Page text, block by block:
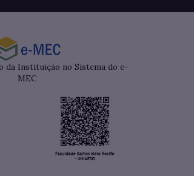
da Instituição no Sistema do e-
MEC